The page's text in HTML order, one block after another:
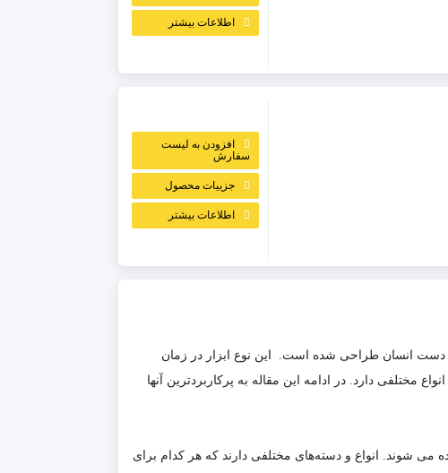
اطلاعات بیشتر
افزودن به لیست
سفارش
جزییات محصول
اطلاعات بیشتر
دست انسان طراحی شده است. این نوع ابزار در زمان
انواع مختلفی دارد. در ادامه این مقاله به پرکاربردترین آنها
می شوند. انواع و دسته‌های مختلفی دارند که هر کدام برای